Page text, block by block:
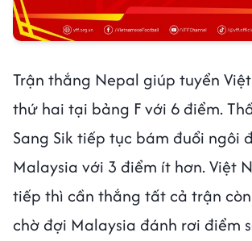
Trận thắng Nepal giúp tuyển
thứ hai tại bảng F với 6 điểm.
Sang Sik tiếp tục bám đuổi ngôi
Malaysia với 3 điểm ít hơn. Việt
tiếp thì cần thắng tất cả trận
chờ đợi Malaysia đánh rơi điểm